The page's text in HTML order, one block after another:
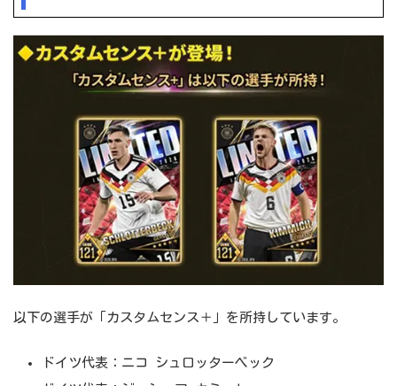
以下の選手が「カスタムセンス＋」を所持しています。
ドイツ代表：ニコ シュロッターベック